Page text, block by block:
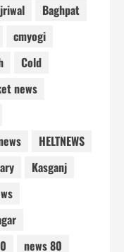
Baghpat
cmyogi
Cold
news
HELTNEWS
Kasganj
news 80